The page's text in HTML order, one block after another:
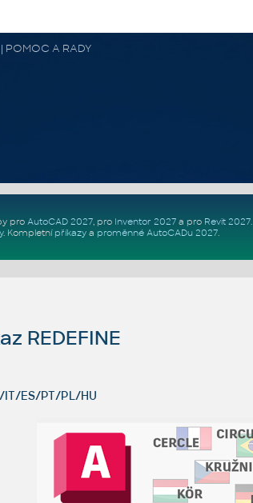
POMOC A RADY
pro AutoCAD 2027, pro Inventor 2027a pro Revit 2027.
. Kompletní příkazya proměnné AutoCADu 2027.
REDEFINE
IT/ES/PT/PL/HU